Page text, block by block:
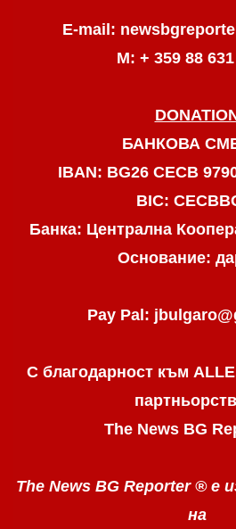
E-mail:
М: + 359 88
БАНКОВА
IBAN: BG26 CECB
BIC:
Банка: Централна
Основание:
Pay Pal:
С благодарност към
The News BG
The News BG Reporter ® е
на